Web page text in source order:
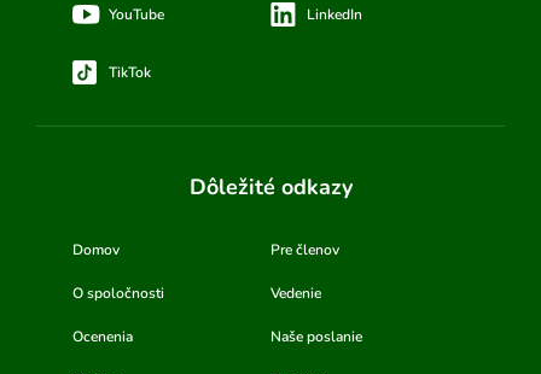
YouTube LinkedIn
TikTok
Dôležité odkazy
Domov Pre členov
O spoločnosti Vedenie
Ocenenia Naše poslanie